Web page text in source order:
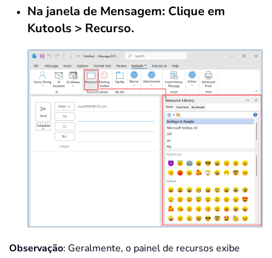
Na janela de Mensagem: Clique em
Kutools > Recurso.
Observação: Geralmente, o painel de recursos exibe